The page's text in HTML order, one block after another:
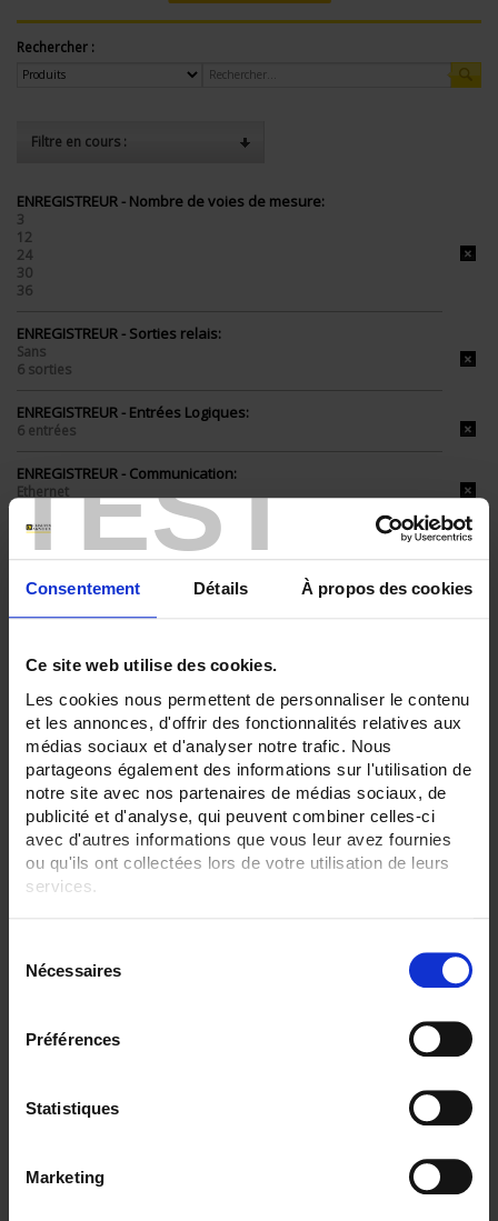
TEST
Consentement Détails À propos des cookies
Ce site web utilise des cookies.
Les cookies nous permettent de personnaliser le contenu
et les annonces, d'offrir des fonctionnalités relatives aux
médias sociaux et d'analyser notre trafic. Nous
partageons également des informations sur l'utilisation de
notre site avec nos partenaires de médias sociaux, de
publicité et d'analyse, qui peuvent combiner celles-ci
avec d'autres informations que vous leur avez fournies
ou qu'ils ont collectées lors de votre utilisation de leurs
services.
Nécessaires
Préférences
Statistiques
Marketing
Rechercher :
Filtre en cours :
ENREGISTREUR - Nombre de voies de mesure:
3
12
24
30
36
ENREGISTREUR - Sorties relais:
Sans
6 sorties
ENREGISTREUR - Entrées Logiques:
6 entrées
ENREGISTREUR - Communication:
Ethernet
ENREGISTREUR - Montage:
En armoire
TOUT SUPPRIMER
Filtrer les produits par critères
Trier par Par ordre décroissant Afficher
- 3 à 6 voies analogiques, 24 voies externes en option